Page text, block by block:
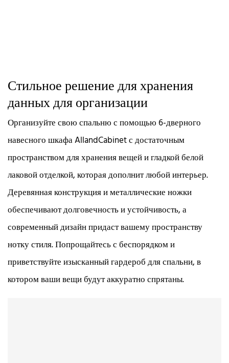
Стильное решение для хранения
данных для организации
Организуйте свою спальню с помощью 6-дверного
навесного шкафа AllandCabinet с достаточным
пространством для хранения вещей и гладкой белой
лаковой отделкой, которая дополнит любой интерьер.
Деревянная конструкция и металлические ножки
обеспечивают долговечность и устойчивость, а
современный дизайн придаст вашему пространству
нотку стиля. Попрощайтесь с беспорядком и
приветствуйте изысканный гардероб для спальни, в
котором ваши вещи будут аккуратно спрятаны.